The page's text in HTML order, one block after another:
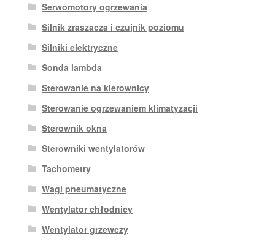
Serwomotory ogrzewania
Silnik zraszacza i czujnik poziomu
Silniki elektryczne
Sonda lambda
Sterowanie na kierownicy
Sterowanie ogrzewaniem klimatyzacji
Sterownik okna
Sterowniki wentylatorów
Tachometry
Wagi pneumatyczne
Wentylator chłodnicy
Wentylator grzewczy